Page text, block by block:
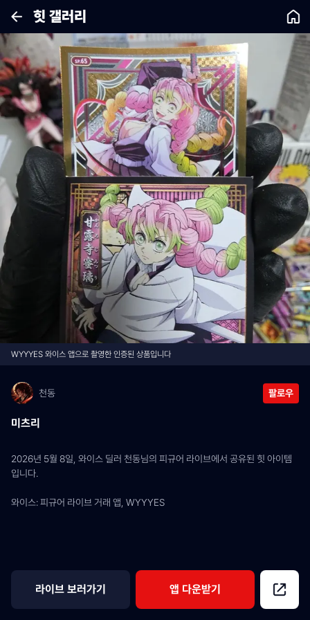
힛 갤러리
WYYYES 와이스 앱으로 촬영한 인증된 상품입니다
천동 팔로우
미츠리
2026년 5월 8일, 와이스 딜러 천동님의 피규어 라이브에서 공유된 힛 아이템
입니다.
와이스: 피규어 라이브 거래 앱, WYYYES
라이브 보러가기 앱 다운받기